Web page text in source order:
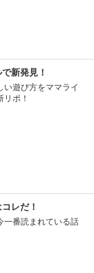
新発見！
い遊び方をママライ
ポ！
レだ！
一番読まれている話